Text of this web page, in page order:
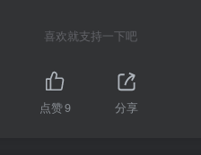
喜欢就支持一下吧
点赞9 分享